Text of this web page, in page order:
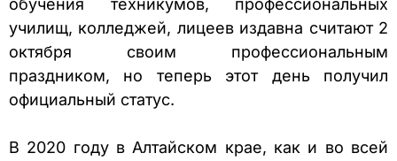
обучения техникумов, профессиональных
училищ, колледжей, лицеев издавна считают 2
октября своим профессиональным
праздником, но теперь этот день получил
официальный статус.
В 2020 году в Алтайском крае, как и во всей